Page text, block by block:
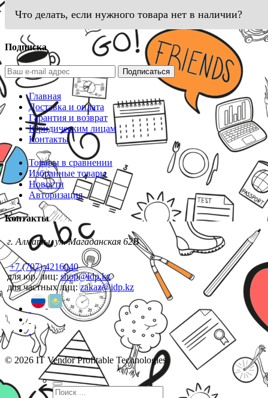
Что делать, если нужного товара нет в наличии?
Подписка
Подписаться
Главная
Доставка и оплата
Гарантия и возврат
Юридическим лицам
Контакты
Товары в сравнении
Избранные товары
Новости
Авторизация
Контакты
г. Алматы, ул. Магаданская 62В
+7 (707) 4216040
для юр. лиц: shop@idp.kz
для частных лиц:zakaz@idp.kz
© 2026 IT Vendor Profitable Technologies